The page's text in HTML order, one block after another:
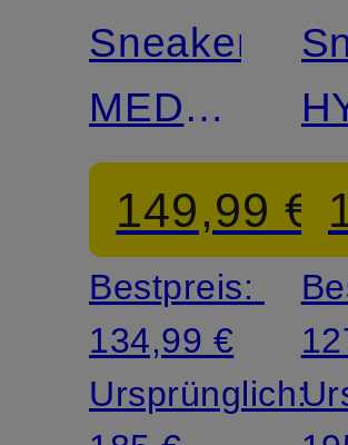
Sneaker
MEDALIST
LOW
TS149,99 €
Bestpreis:
134,99 €
Ursprünglich: